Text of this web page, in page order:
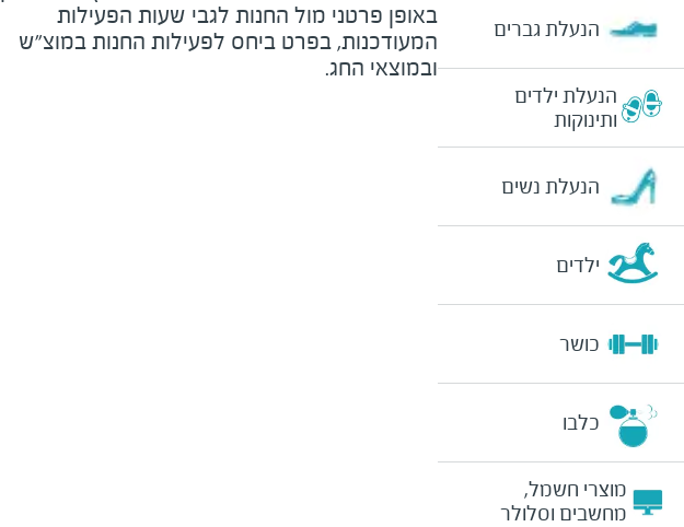
הנעלת גברים
הנעלת ילדים
ותינוקות
הנעלת נשים
ילדים
כושר
כלבו
מוצרי חשמל,
מחשבים וסלולר
באופן פרטני מול החנות לגבי שעות הפעילות
המעודכנות, בפרט ביחס לפעילות החנות במוצ"ש
ובמוצאי החג.